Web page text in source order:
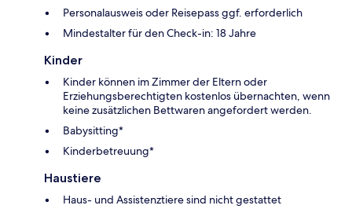
Personalausweis oder Reisepass ggf. erforderlich
Mindestalter für den Check-in: 18 Jahre
Kinder
Kinder können im Zimmer der Eltern oder
Erziehungsberechtigten kostenlos übernachten, wenn
keine zusätzlichen Bettwaren angefordert werden.
Babysitting*
Kinderbetreuung*
Haustiere
Haus- und Assistenztiere sind nicht gestattet